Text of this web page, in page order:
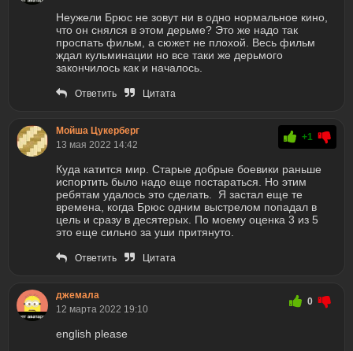
Неужели Брюс не зовут ни в одно нормальное кино,
что он снялся в этом дерьме? Это же надо так
проспать фильм, а сюжет не плохой. Весь фильм
ждал кульминации но все таки же дерьмого
закончилось как и началось.
Ответить Цитата
Мойша Цукерберг
13 мая 2022 14:42
+1
Куда катится мир. Старые добрые боевики раньше
испортить было надо еще постараться. Но этим
ребятам удалось это сделать. Я застал еще те
времена, когда Брюс одним выстрелом попадал в
цель и сразу в десятерых. По моему оценка 3 из 5
это еще сильно за уши притянуто.
Ответить Цитата
джемала
12 марта 2022 19:10
0
english please